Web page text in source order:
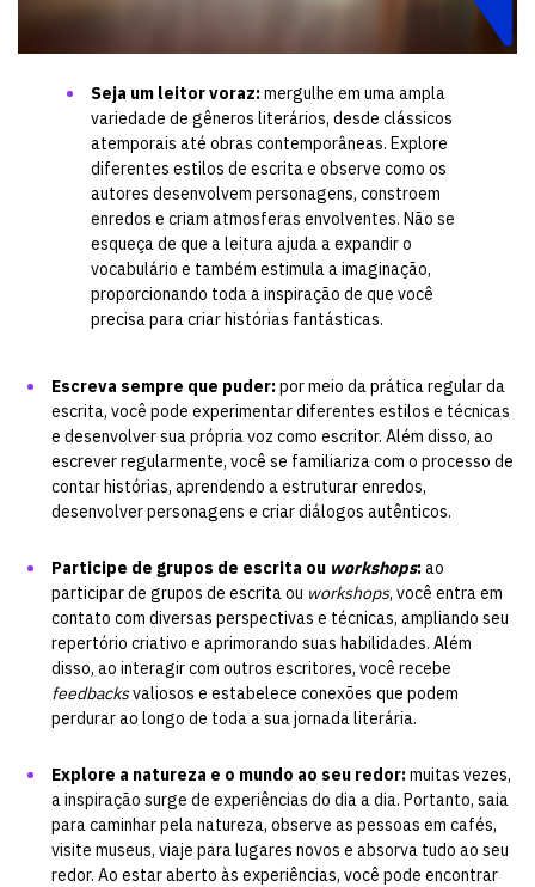
Seja um leitor voraz:mergulhe em uma ampla
variedade de gêneros literários, desde clássicos
atemporais até obras contemporâneas. Explore
diferentes estilos de escrita e observe como os
autores desenvolvem personagens, constroem
enredos e criam atmosferas envolventes. Não se
esqueça de que aleituraajuda a expandir o
vocabulário e também estimula a imaginação,
proporcionando toda a inspiração de que você
precisa para criar histórias fantásticas.
Escreva sempre que puder:por meio daprática regular da
escrita, você pode experimentar diferentes estilos e técnicas
e desenvolver sua própria voz como escritor. Além disso, ao
escrever regularmente, você se familiariza com o processo de
contar histórias, aprendendo a estruturar enredos,
desenvolver personagens e criar diálogos autênticos.
Participe de grupos de escrita ou workshops:ao
participar de grupos de escrita ou workshops, você entra em
contato com diversas perspectivas e técnicas, ampliando seu
repertório criativo e aprimorando suas habilidades. Além
disso, ao interagir com outros escritores, você recebe
feedbacksvaliosos e estabelece conexões que podem
perdurar ao longo de toda a sua jornada literária.
Explore a natureza e o mundo ao seu redor:muitas vezes,
a inspiração surge de experiências do dia a dia. Portanto, saia
para caminhar pela natureza, observe as pessoas em cafés,
visite museus, viaje para lugares novos e absorva tudo ao seu
redor. Ao estar aberto às experiências, você pode encontrar